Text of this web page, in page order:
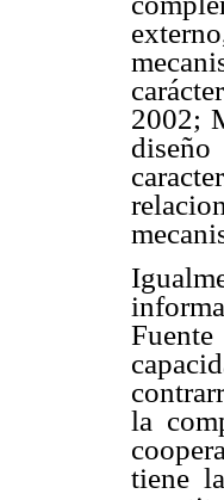
2002;
la
tiene